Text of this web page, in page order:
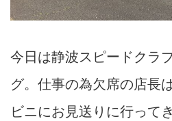
今日は静波スピードクラ
グ。仕事の為欠席の店長
ビニにお見送りに行って